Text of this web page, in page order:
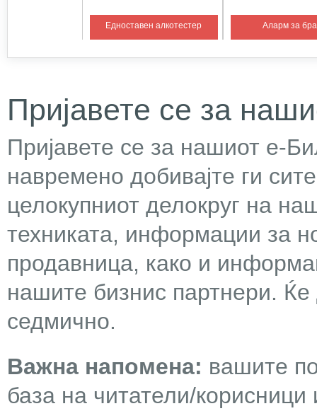
Едноставен алкотестер Аларм за
Пријавете се за
Пријавете се за нашиот е-
навремено добивајте ги
целокупниот делокруг на
техниката, информации за
продавница, како и
нашите бизнис партнери.
седмично.
Важна напомена: вашите
база на читатели/